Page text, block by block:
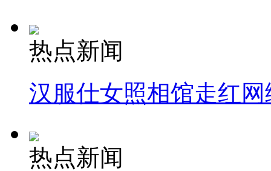
热点新闻
汉服仕女照相馆走红网
热点新闻